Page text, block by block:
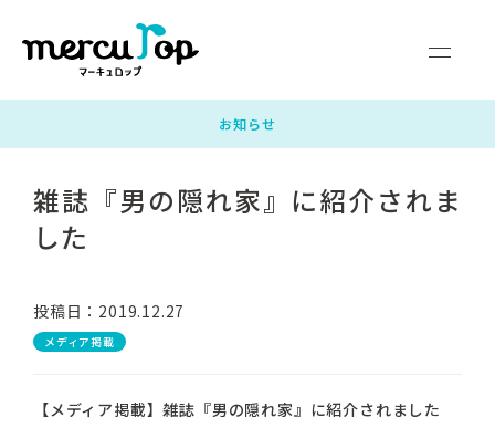
サービス対応エリアお申し込みガイド お問い合わせ
マイページログイン
マーキュロップとは
富士山の天然水
企業情報お知らせ
雑誌『男の隠れ家』に紹介されま
した
投稿日：2019.12.27
メディア掲載
【メディア掲載】雑誌『男の隠れ家』に紹介されました